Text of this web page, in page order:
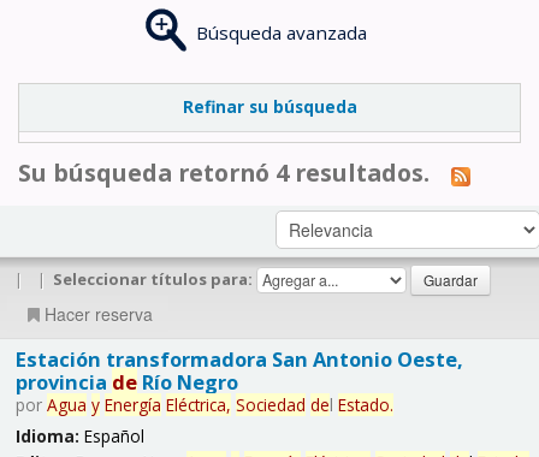
Búsqueda avanzada
Refinar su búsqueda
Su búsqueda retornó 4 resultados.
| | Seleccionar títulos para:
Hacer reserva
Estación transformadora San Antonio Oeste,
provincia deRío Negro
por Agua y Energía Eléctrica, Sociedad del Estado.
Idioma: Español